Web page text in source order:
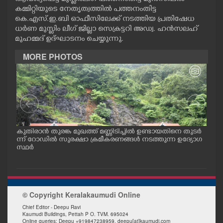
CASE DIARY
CINEMA
OPINION
PHOTOS
LIFESTYLE
ART
കമ്മിറ്റിയുടെ നേതൃത്വത്തിൽ പത്തനംതിട്ട
കെ.എസ്.ഇ.ബി ഓഫീസിലേക്ക് നടത്തിയ പ്രതിഷേധ
ധർണ മുസ്ലിം ലീഗ് ജില്ലാ സെക്രട്ടറി അഡ്വ. ഹൻസലഹ്
മുഹമ്മദ് ഉദ്ഘാടനം ചെയ്യുന്നു.
MORE PHOTOS
കുതിരാൻ തുരങ്ക മുഖത്ത് മണ്ണിടിച്ചിൽ ഉണ്ടായതിനെ തുടർ
ന്ന് റോഡിൽ സുരക്ഷാ ക്രമീകരണങ്ങൾ നടത്തുന്ന ഉദ്യോഗ
സ്ഥർ
© Copyright Keralakaumudi Online
Chief Editor - Deepu Ravi
Kaumudi Buildings, Pettah P O. TVM. 695024
Online queries: Deepu +919847238959, deepu[at]kaumudi.com